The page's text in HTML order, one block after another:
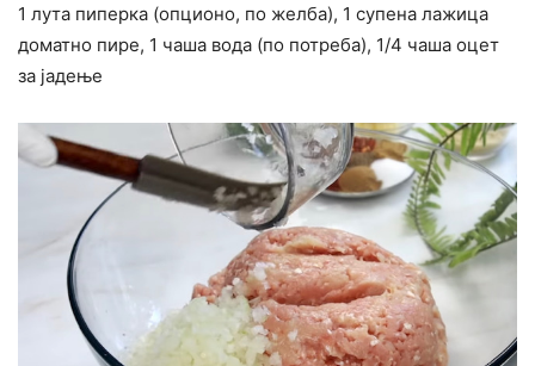
1 лута пиперка (опционо, по желба), 1 супена лажица
доматно пире, 1 чаша вода (по потреба), 1/4 чаша оцет
за јадење